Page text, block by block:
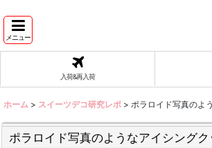
メニュー
入荷&再入荷
ホーム > スイーツデコ研究レポ > ポラロイド写真のよ
ポラロイド写真のようなアイシング